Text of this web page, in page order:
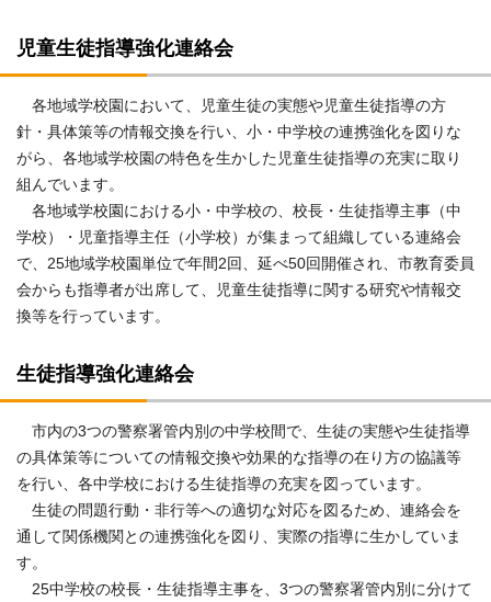
児童生徒指導強化連絡会
各地域学校園において、児童生徒の実態や児童生徒指導の方
針・具体策等の情報交換を行い、小・中学校の連携強化を図りな
がら、各地域学校園の特色を生かした児童生徒指導の充実に取り
組んでいます。
各地域学校園における小・中学校の、校長・生徒指導主事（中
学校）・児童指導主任（小学校）が集まって組織している連絡会
で、25地域学校園単位で年間2回、延べ50回開催され、市教育委員
会からも指導者が出席して、児童生徒指導に関する研究や情報交
換等を行っています。
生徒指導強化連絡会
市内の3つの警察署管内別の中学校間で、生徒の実態や生徒指導
の具体策等についての情報交換や効果的な指導の在り方の協議等
を行い、各中学校における生徒指導の充実を図っています。
生徒の問題行動・非行等への適切な対応を図るため、連絡会を
通して関係機関との連携強化を図り、実際の指導に生かしていま
す。
25中学校の校長・生徒指導主事を、3つの警察署管内別に分けて